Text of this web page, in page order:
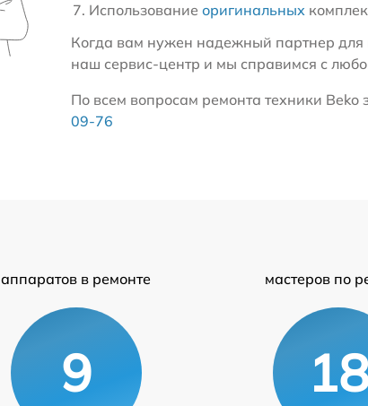
Использование оригинальных
Когда вам нужен надежный партнер для
наш сервис-центр и мы справимся с
По всем вопросам ремонта техники Beko
09-76
аппаратов в ремонте
9
мастеров по
18